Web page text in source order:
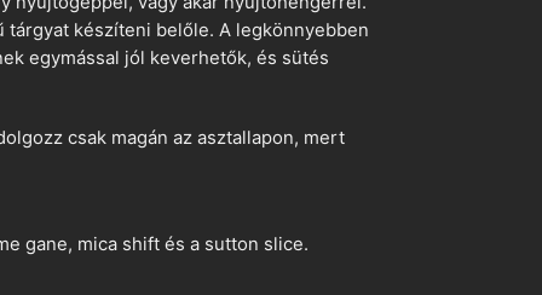
készíteni belőle. A legkönnyebben
egymással jól keverhetők, és sütés
csak magán az asztallapon, mert
gane, mica shift és a sutton slice.